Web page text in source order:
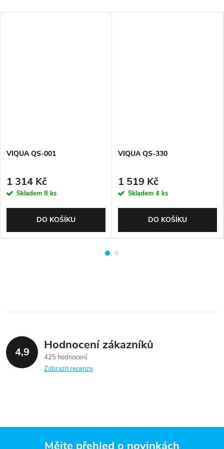
VIQUA QS-001
1 314 Kč
Skladem 8 ks
DO KOŠÍKU
VIQUA QS-330
1 519 Kč
Skladem 4 ks
DO KOŠÍKU
4,9 Hodnocení zákazníků
425 hodnocení
Zobrazit recenze
Mějte přehled o novinkách